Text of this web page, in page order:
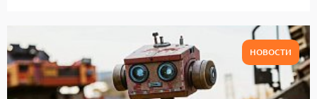
НОВОСТИ